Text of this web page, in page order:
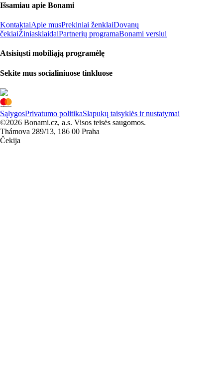
Išsamiau apie Bonami
KontaktaiApie musPrekiniai ženklaiDovanų
čekiaiŽiniasklaidaiPartnerių programaBonami verslui
Atsisiųsti mobiliąją programėlę
Sekite mus socialiniuose tinkluose
SąlygosPrivatumo politikaSlapukų taisyklės ir nustatymai
©2026 Bonami.cz, a.s. Visos teisės saugomos.
Thámova 289/13, 186 00 Praha
Čekija